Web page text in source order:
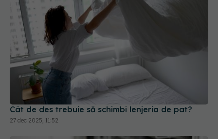
Cât de des trebuie să schimbi lenjeria de pat?
27 dec 2025, 11:52